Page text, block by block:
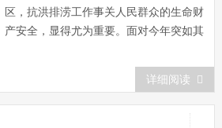
区，抗洪排涝工作事关人民群众的生命财
产安全，显得尤为重要。面对今年突如其
各项抗洪排涝措施，组织全镇党员干部、
人民群众迅速投入到抗洪救灾的洪流中，
经过大家的共同努力，截止5日上午，内
河水位降至1 9米，其中丰南圩已降至1 7
详细阅读